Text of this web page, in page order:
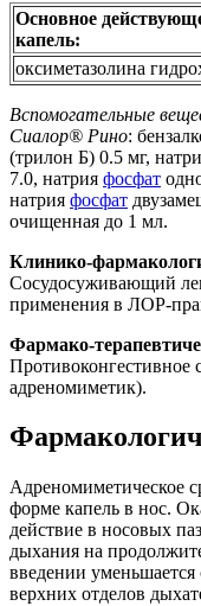
Основное
капель:
оксиметазолина
Вспомогательные
Сиалор® Рино:
(трилон Б) 0.5 мг,
7.0, натрия фосфат
натрия фосфат
очищенная до 1 мл.
Клинико-
Сосудосуживающий
применения в ЛОР-
Фармако-
Противоконгестивное
адреномиметик).
Адреномиметическое
форме капель в нос.
действие в носовых
дыхания на
введении уменьшается
верхних отделов